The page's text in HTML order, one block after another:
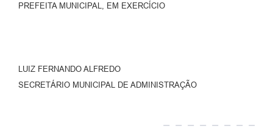
PREFEITA MUNICIPAL, EM EXERCÍCIO
LUIZ FERNANDO ALFREDO
SECRETÁRIO MUNICIPAL DE ADMINISTRAÇÃO